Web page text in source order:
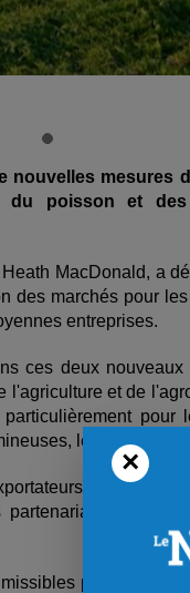
nouvelles mesures
du poisson et
MacDonald, a
des marchés pour
entreprises.
ces deux
l'agriculture et de
le porc, le
à pénétrer
et
pourront
×